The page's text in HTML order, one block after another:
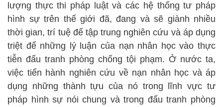
lượng thực thi pháp luật và các hệ thống tư pháp
hình sự trên thế giới đã, đang và sẽ giành nhiều
thời gian, trí tuệ để tập trung nghiên cứu và áp dụng
triệt để những lý luận của nạn nhân học vào thực
tiễn đấu tranh phòng chống tội phạm. Ở nước ta,
việc tiến hành nghiên cứu về nạn nhân học và áp
dụng những thành tựu của nó trong lĩnh vực tư
pháp hình sự nói chung và trong đấu tranh phòng